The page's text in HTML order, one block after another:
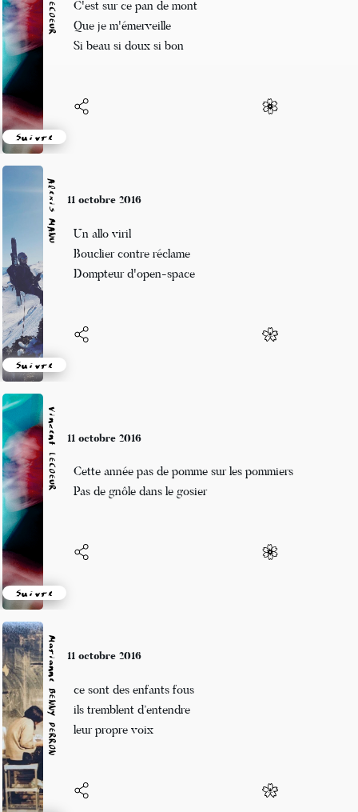
Suivre
Toujours ce soleil
un peu voilé quand même
Et le froid qui vient
Alexis MANU
Suivre
Peu importe qui te porte, tu l'habilles
Comme la quille sous la coque
Tu es équilibre interloque
Vincent LECŒUR
Suivre
c'est le retour des alpages
J'y descends aussi…
Marianne BENNY PERRON 8 octobre 2016
les couleurs s’apprivoisent
et dans leur chute elles
s’accrochent aux feuilles